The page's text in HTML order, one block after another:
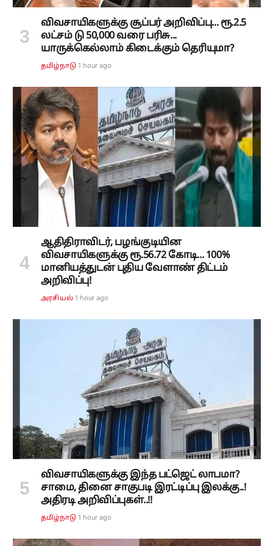
விவசாயிகளுக்கு சூப்பர் அறிவிப்பு... ரூ.2.5
லட்சம் டு 50,000 வரை பரிசு...
யாருக்கெல்லாம் கிடைக்கும் தெரியுமா?
தமிழ்நாடு 1 hour ago
ஆதிதிராவிடர், பழங்குடியின
விவசாயிகளுக்கு ரூ.56.72 கோடி... 100%
மானியத்துடன் புதிய வேளாண் திட்டம்
அறிவிப்பு!
அரசியல் 1 hour ago
விவசாயிகளுக்கு இந்த பட்ஜெட் லாபமா?
சாமை, தினை சாகுபடி இரட்டிப்பு இலக்கு..!
அதிரடி அறிவிப்புகள்..!!
தமிழ்நாடு 1 hour ago